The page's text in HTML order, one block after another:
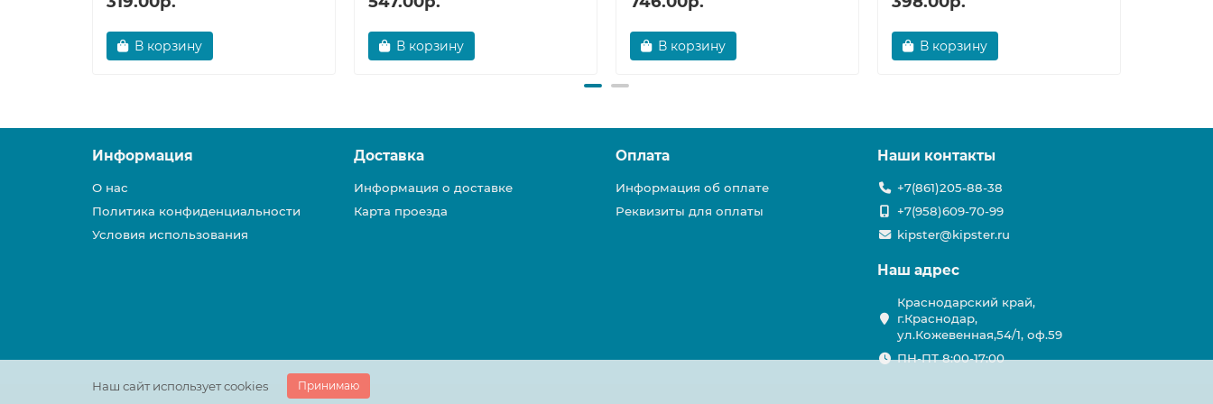
В корзину В корзину В корзину В корзину
Наш сайт использует cookies Принимаю
Информация
О нас
Политика конфиденциальности
Условия использования
Доставка
Информация о доставке
Карта проезда
Оплата
Информация об оплате
Реквизиты для оплаты
Наши контакты
+7(861)205-88-38
+7(958)609-70-99
kipster@kipster.ru
Наш адрес
Краснодарский край,
г.Краснодар,
ул.Кожевенная,54/1, оф.59
ПН-ПТ 8:00-17:00